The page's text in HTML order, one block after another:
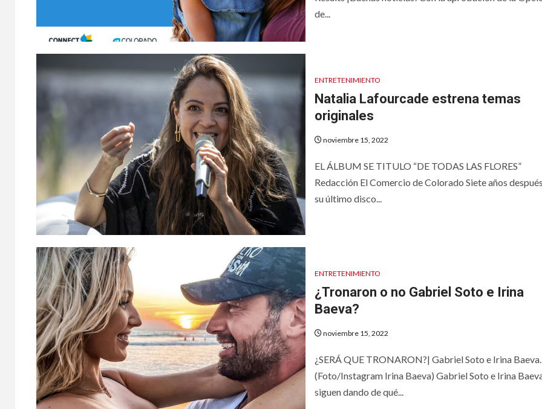
de...
ENTRETENIMIENTO
Natalia Lafourcade estrena temas
originales
noviembre 15, 2022
EL ÁLBUM SE TITULO “DE TODAS LAS FLORES”
Redacción El Comercio de Colorado Siete años
su último disco...
ENTRETENIMIENTO
¿Tronaron o no Gabriel Soto e Irina
Baeva?
noviembre 15, 2022
¿SERÁ QUE TRONARON?| Gabriel Soto e Irina Baeva.
(Foto/Instagram Irina Baeva) Gabriel Soto e Irina
siguen dando de qué...